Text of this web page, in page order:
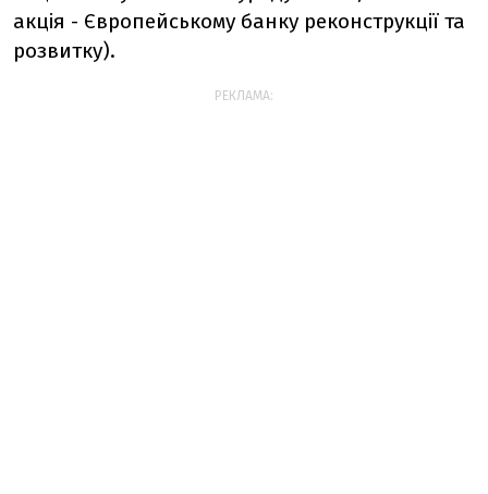
акція - Європейському банку реконструкції та
розвитку).
РЕКЛАМА: